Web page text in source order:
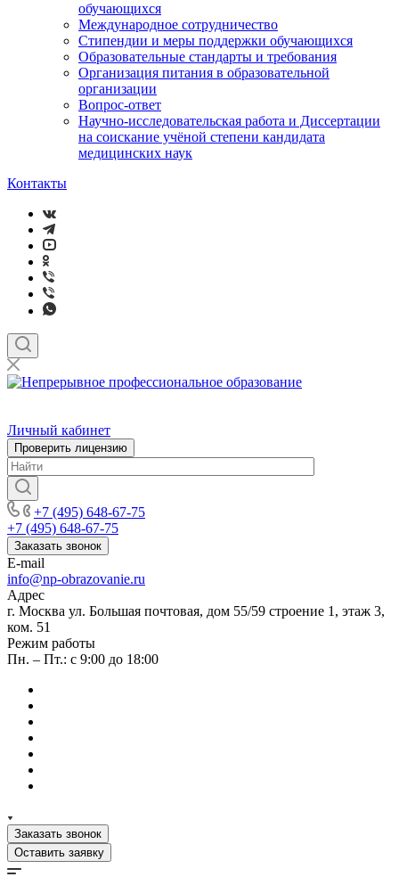
обучающихся
Международное сотрудничество
Стипендии и меры поддержки обучающихся
Образовательные стандарты и требования
Организация питания в образовательной
организации
Вопрос-ответ
Научно-исследовательская работа и Диссертации
на соискание учёной степени кандидата
медицинских наук
Контакты
Личный кабинет
Проверить лицензию
+7 (495) 648-67-75
+7 (495) 648-67-75
Заказать звонок
E-mail
info@np-obrazovanie.ru
Адрес
г. Москва ул. Большая почтовая, дом 55/59 строение 1, этаж 3,
ком. 51
Режим работы
Пн. – Пт.: с 9:00 до 18:00
Заказать звонок
Оставить заявку